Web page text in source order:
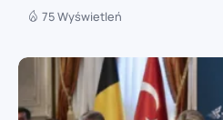
75 Wyświetleń